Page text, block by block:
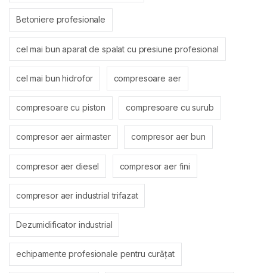
Betoniere profesionale
cel mai bun aparat de spalat cu presiune profesional
cel mai bun hidrofor compresoare aer
compresoare cu piston compresoare cu surub
compresor aer airmaster compresor aer bun
compresor aer diesel compresor aer fini
compresor aer industrial trifazat
Dezumidificator industrial
echipamente profesionale pentru curățat